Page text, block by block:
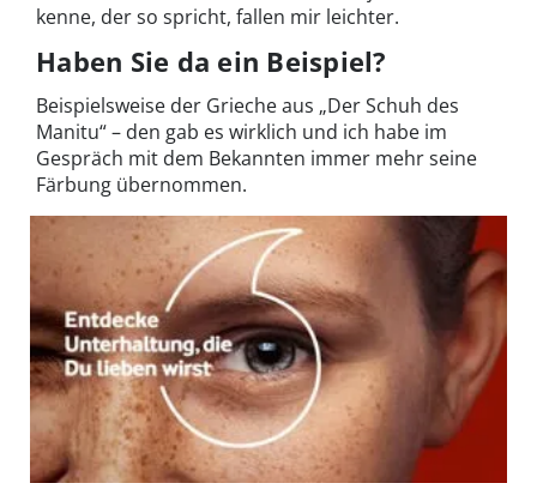
kenne, der so spricht, fallen mir leichter.
Haben Sie da ein Beispiel?
Beispielsweise der Grieche aus „Der Schuh des
Manitu“ – den gab es wirklich und ich habe im
Gespräch mit dem Bekannten immer mehr seine
Färbung übernommen.